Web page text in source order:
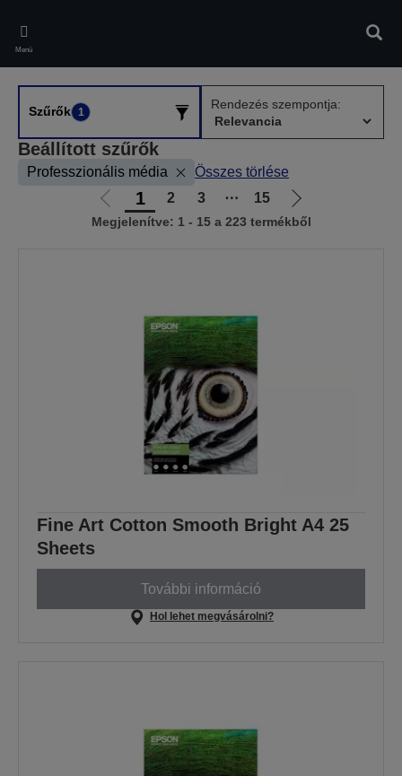
main
content
Menü
Szűrők 1
Rendezés szempontja:
Beállított szűrők
Professzionális média Összes törlése
Előző
oldalra
1 2 3 ⋯ 15
Következő
oldalra
Megjelenítve: 1 - 15 a 223 termékből
Fine Art Cotton Smooth Bright A4 25
Sheets
További információ
Hol lehet megvásárolni?